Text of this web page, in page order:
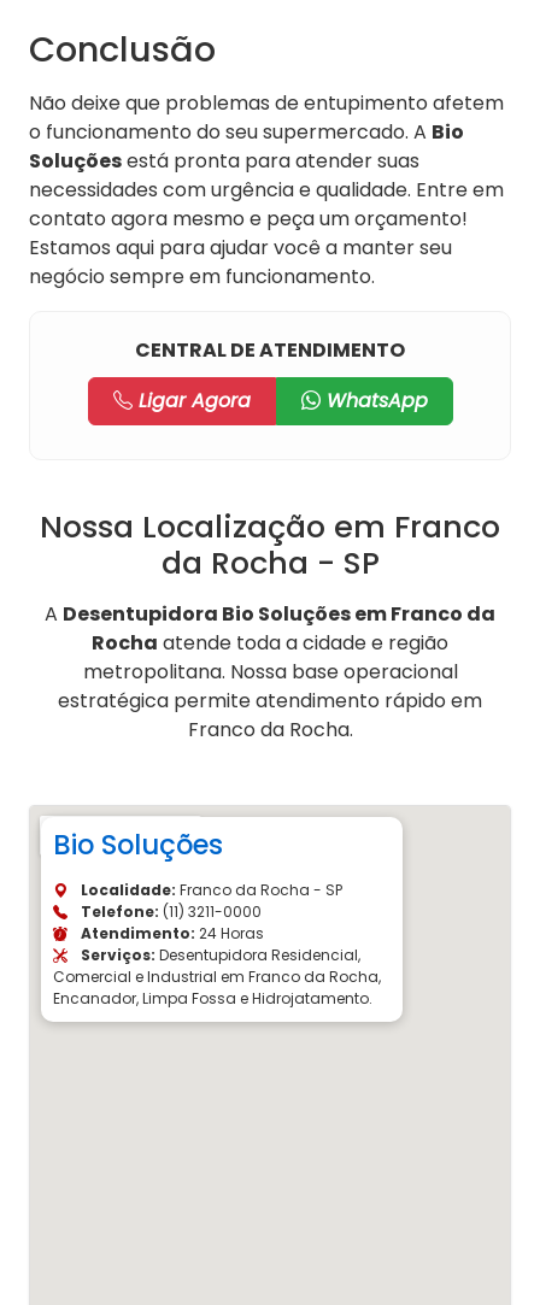
Conclusão
Não deixe que problemas de entupimento afetem
o funcionamento do seu supermercado. A Bio
Soluçõesestá pronta para atender suas
necessidades com urgência e qualidade. Entre em
contato agora mesmo e peça um orçamento!
Estamos aqui para ajudar você a manter seu
negócio sempre em funcionamento.
CENTRAL DE ATENDIMENTO
Ligar Agora
WhatsApp
Nossa Localização em Franco
da Rocha - SP
A Desentupidora Bio Soluções em Franco da
Rocha atende toda a cidade e região
metropolitana. Nossa base operacional
estratégica permite atendimento rápido em
Franco da Rocha.
Bio Soluções
Localidade: Franco da Rocha - SP
Telefone: (11) 3211-0000
Atendimento: 24 Horas
Serviços: Desentupidora Residencial,
Comercial e Industrial em Franco da Rocha,
Encanador, Limpa Fossa e Hidrojatamento.